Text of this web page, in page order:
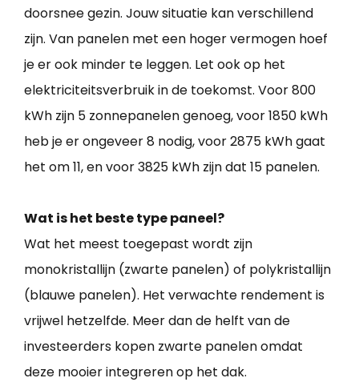
doorsnee gezin. Jouw situatie kan verschillend
zijn. Van panelen met een hoger vermogen hoef
je er ook minder te leggen. Let ook op het
elektriciteitsverbruik in de toekomst. Voor 800
kWh zijn 5 zonnepanelen genoeg, voor 1850 kWh
heb je er ongeveer 8 nodig, voor 2875 kWh gaat
het om 11, en voor 3825 kWh zijn dat 15 panelen.
Wat is het beste type paneel?
Wat het meest toegepast wordt zijn
monokristallijn (zwarte panelen) of polykristallijn
(blauwe panelen). Het verwachte rendement is
vrijwel hetzelfde. Meer dan de helft van de
investeerders kopen zwarte panelen omdat
deze mooier integreren op het dak.